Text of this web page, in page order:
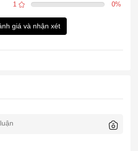
1
0%
giá và nhận xét